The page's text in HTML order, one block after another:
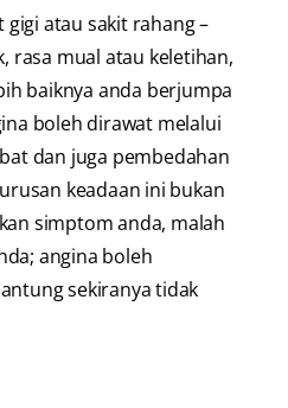
gigi atau sakit rahang –
rasa mual atau keletihan,
baiknya anda berjumpa
boleh dirawat melalui
dan juga pembedahan
keadaan ini bukan
simptom anda, malah
angina boleh
sekiranya tidak